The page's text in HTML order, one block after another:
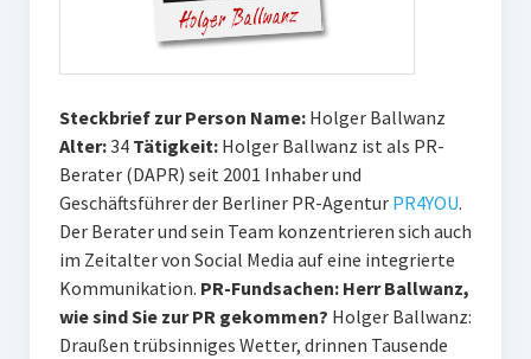
Steckbrief zur Person Name:Holger Ballwanz
Alter:34 Tätigkeit: Holger Ballwanz ist als PR-
Berater (DAPR) seit 2001 Inhaber und
Geschäftsführer der Berliner PR-Agentur PR4YOU.
Der Berater und sein Team konzentrieren sich auch
im Zeitalter von Social Media auf eine integrierte
Kommunikation. PR-Fundsachen: Herr Ballwanz,
wie sind Sie zur PR gekommen? Holger Ballwanz:
Draußen trübsinniges Wetter, drinnen Tausende